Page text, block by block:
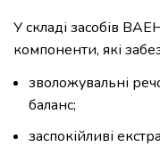
У складі засобів
компоненти, які
зволожувальні
баланс;
заспокійливі